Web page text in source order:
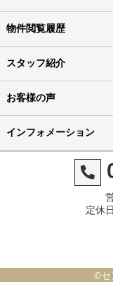
物件閲覧履歴
スタッフ紹介
お客様の声
インフォメーション
定休
©セ